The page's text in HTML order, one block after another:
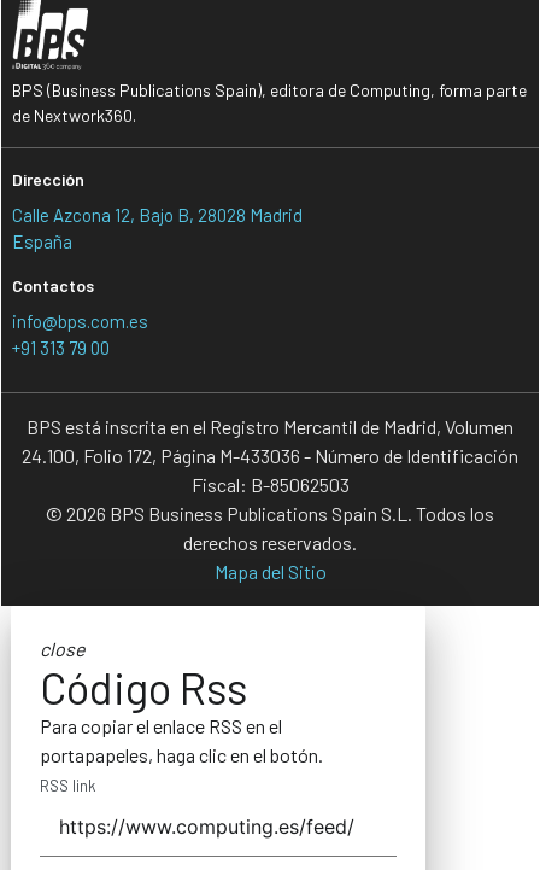
BPS (Business Publications Spain), editora de Computing, forma parte
de Nextwork360.
Dirección
Calle Azcona 12, Bajo B, 28028 Madrid
España
Contactos
info@bps.com.es
+91 313 79 00
BPS está inscrita en el Registro Mercantil de Madrid, Volumen
24.100, Folio 172, Página M-433036 - Número de Identificación
Fiscal: B-85062503
© 2026 BPS Business Publications Spain S.L. Todos los
derechos reservados.
Mapa del Sitio
close
Código Rss
Para copiar el enlace RSS en el
portapapeles, haga clic en el botón.
RSS link